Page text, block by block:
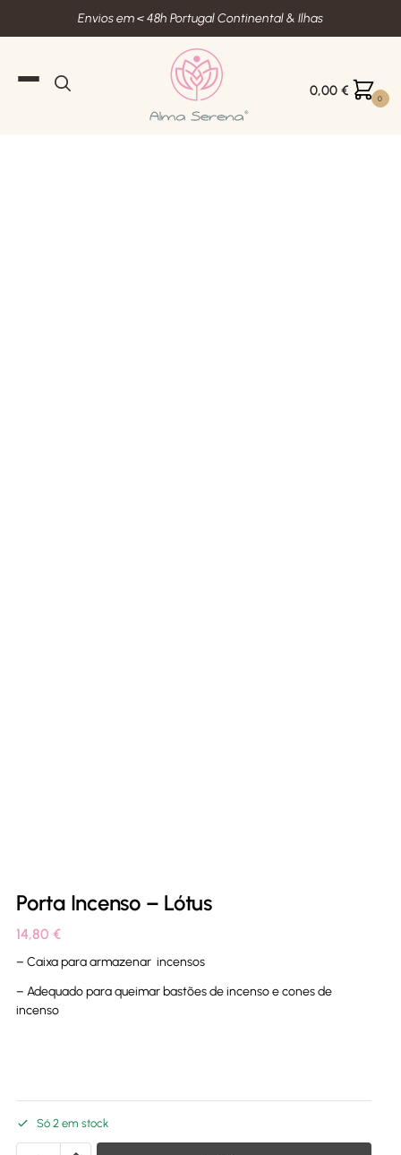
Envios em < 48h Portugal Continental & Ilhas
0,00 € 0
Porta Incenso – Lótus
14,80 €
– Caixa para armazenar incensos
– Adequado para queimar bastões de incenso e cones de
incenso
Só 2 em stock